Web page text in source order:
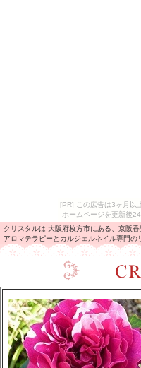
[PR] この広告は3ヶ月以
ホームページを更新後
クリスタルは 大阪府枚方市にある、京阪
アロマテラピーとカルジェルネイル専門の